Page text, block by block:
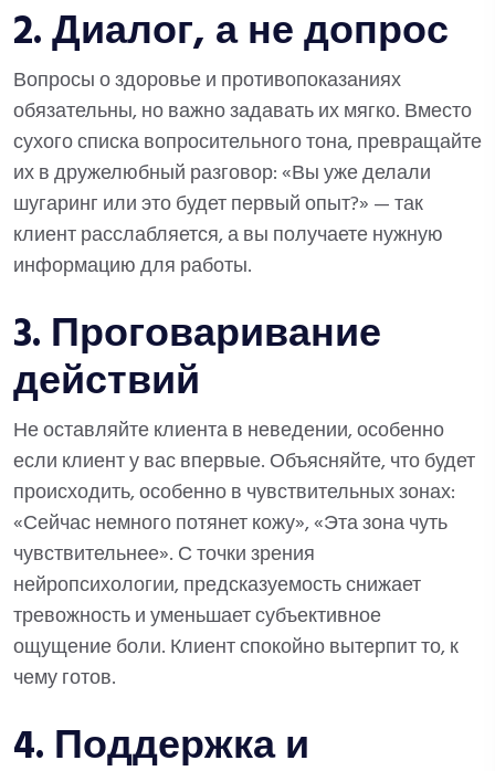
2. Диалог, а не допрос
Вопросы о здоровье и противопоказаниях
обязательны, но важно задавать их мягко. Вместо
сухого списка вопросительного тона, превращайте
их в дружелюбный разговор: «Вы уже делали
шугаринг или это будет первый опыт?» — так
клиент расслабляется, а вы получаете нужную
информацию для работы.
3. Проговаривание
действий
Не оставляйте клиента в неведении, особенно
если клиент у вас впервые. Объясняйте, что будет
происходить, особенно в чувствительных зонах:
«Сейчас немного потянет кожу», «Эта зона чуть
чувствительнее». С точки зрения
нейропсихологии, предсказуемость снижает
тревожность и уменьшает субъективное
ощущение боли. Клиент спокойно вытерпит то, к
чему готов.
4. Поддержка и